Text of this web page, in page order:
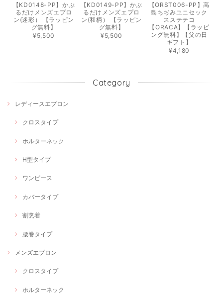
【KD0148-PP】かぶ
るだけメンズエプロ
ン(迷彩） 【ラッピン
グ無料】
¥5,500
【KD0149-PP】かぶ
るだけメンズエプロ
ン(和柄） 【ラッピン
グ無料】
¥5,500
【ORST006-PP】高
島ちぢみユニセック
スステテコ
【ORACA】【ラッピ
ング無料】【父の日
ギフト】
¥4,180
Category
レディースエプロン
クロスタイプ
ホルターネック
H型タイプ
ワンピース
カバータイプ
割烹着
腰巻タイプ
メンズエプロン
クロスタイプ
ホルターネック